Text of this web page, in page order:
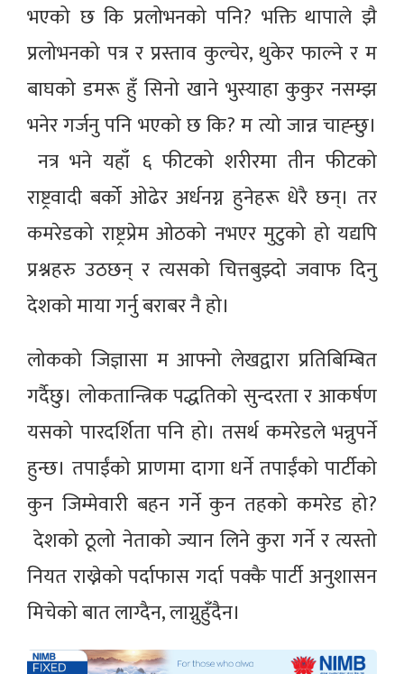
भएको छ कि प्रलोभनको पनि? भक्ति थापाले झै
प्रलोभनको पत्र र प्रस्ताव कुल्चेर, थुकेर फाल्ने र म
बाघको डमरू हुँ सिनो खाने भुस्याहा कुकुर नसम्झ
भनेर गर्जनु पनि भएको छ कि? म त्यो जान्न चाह्न्छु।
नत्र भने यहाँ ६ फीटको शरीरमा तीन फीटको
राष्ट्रवादी बर्को ओढेर अर्धनग्न हुनेहरू धेरै छन्। तर
कमरेडको राष्ट्रप्रेम ओठको नभएर मुटुको हो यद्यपि
प्रश्नहरु उठछन् र त्यसको चित्तबुझ्दो जवाफ दिनु
देशको माया गर्नु बराबर नै हो।
लोकको जिज्ञासा म आफ्नो लेखद्वारा प्रतिबिम्बित
गर्दैछु। लोकतान्त्रिक पद्धतिको सुन्दरता र आकर्षण
यसको पारदर्शिता पनि हो। तसर्थ कमरेडले भन्नुपर्ने
हुन्छ। तपाईंको प्राणमा दागा धर्ने तपाईंको पार्टीको
कुन जिम्मेवारी बहन गर्ने कुन तहको कमरेड हो?
देशको ठूलो नेताको ज्यान लिने कुरा गर्ने र त्यस्तो
नियत राख्नेको पर्दाफास गर्दा पक्कै पार्टी अनुशासन
मिचेको बात लाग्दैन, लाग्नुहुँदैन।